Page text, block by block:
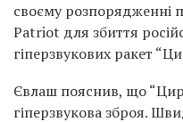
своєму розпорядженні
Patriot для збиття
гіперзвукових ракет
Євлаш пояснив, що
гіперзвукова зброя.